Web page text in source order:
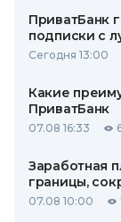
ПриватБанк
подписки с
Сегодня 13:00
Какие
ПриватБанк
07.08 16:33
Заработная
границы,
07.08 10:00